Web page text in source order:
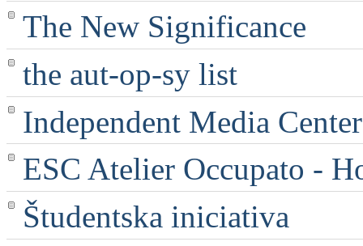
The New Significance
the aut-op-sy list
Independent Media
ESC Atelier Occupato -
Študentska iniciativa